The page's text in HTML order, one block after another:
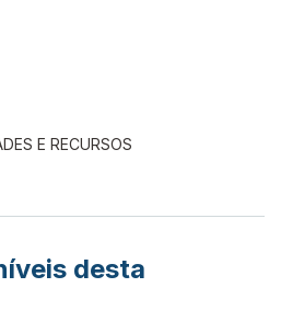
E RECURSOS
desta